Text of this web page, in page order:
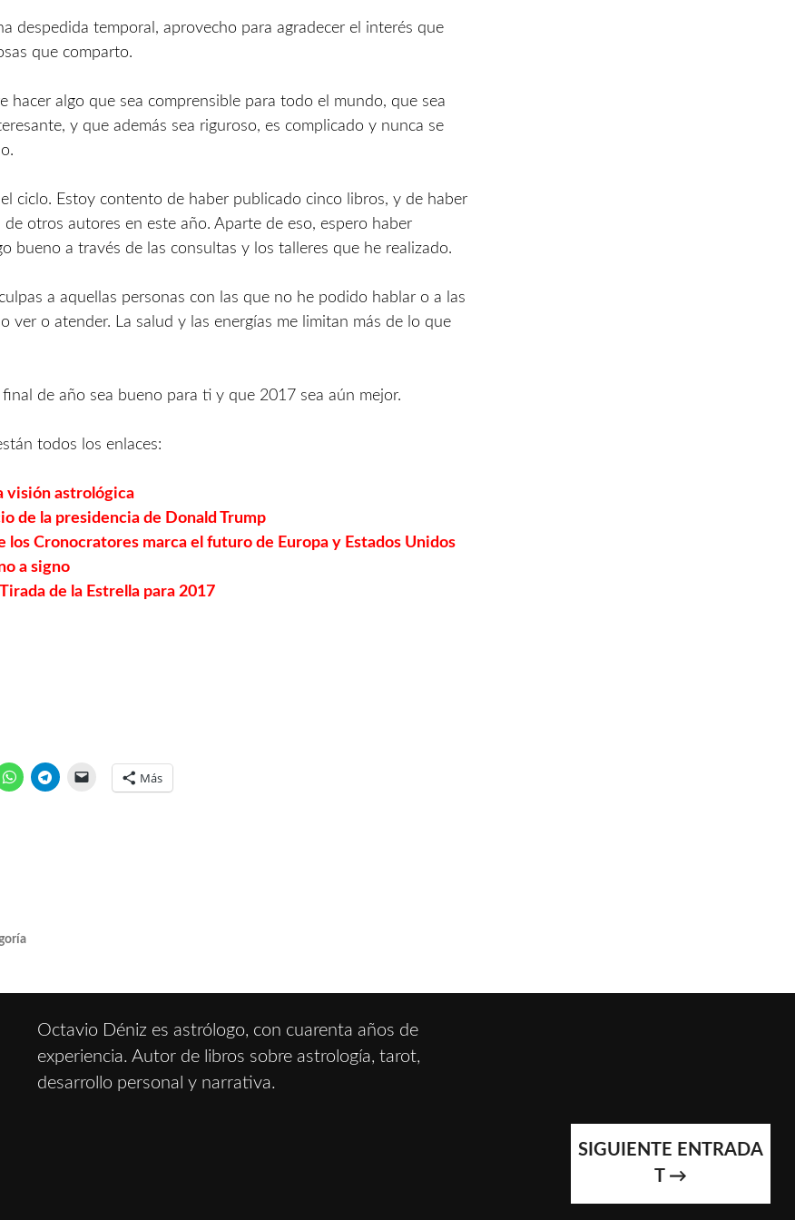
despedida temporal, aprovecho para agradecer el interés que
que comparto.
hacer algo que sea comprensible para todo el mundo, que sea
y que además sea riguroso, es complicado y nunca se
ciclo. Estoy contento de haber publicado cinco libros, y de haber
de otros autores en este año. Aparte de eso, espero haber
bueno a través de las consultas y los talleres que he realizado.
a aquellas personas con las que no he podido hablar o a las
ver o atender. La salud y las energías me limitan más de lo que
final de año sea bueno para ti y que 2017 sea aún mejor.
todos los enlaces:
visión astrológica
de la presidencia de Donald Trump
los Cronocratores marca el futuro de Europa y Estados Unidos
a signo
de la Estrella para 2017
Más
Octavio Déniz es astrólogo, con cuarenta años de
experiencia. Autor de libros sobre astrología, tarot,
desarrollo personal y narrativa.
SIGUIENTE ENTRADA
T →